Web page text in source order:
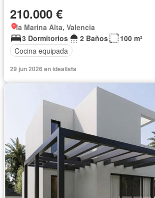
210.000 €
la Marina Alta, Valencia
3 Dormitorios
2 Baños
100 m²
Cocina equipada
29 jun 2026 en idealista